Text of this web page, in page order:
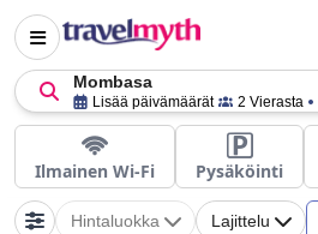
Mombasa
Lisää päivämäärät 2 Vierasta
Ilmainen Wi-Fi Pysäköinti
Hintaluokka Lajittelu